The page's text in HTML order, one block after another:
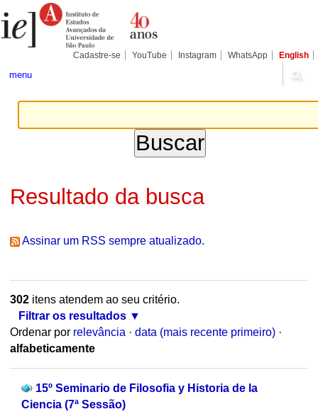
para
conteúdo.
Pessoais
Cadastre-se YouTube Instagram WhatsApp English
menu
Resultado da busca
Assinar um RSS sempre atualizado.
302itens atendem ao seu critério.
Filtrar os resultados
Ordenar por relevância · data (mais recente primeiro) ·
alfabeticamente
15º Seminario de Filosofia y Historia de la
Ciencia (7ª Sessão)